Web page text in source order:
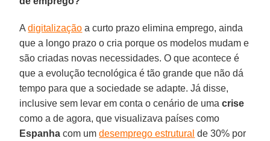
Adigitalização a curto prazo elimina emprego, ainda
que a longo prazo o cria porque os modelos mudam e
são criadas novas necessidades. O que acontece é
que a evolução tecnológica é tão grande que não dá
tempo para que a sociedade se adapte. Já disse,
inclusive sem levar em conta o cenário de umacrise
como a de agora, que visualizava países como
Espanha com umdesemprego estrutural de 30% por